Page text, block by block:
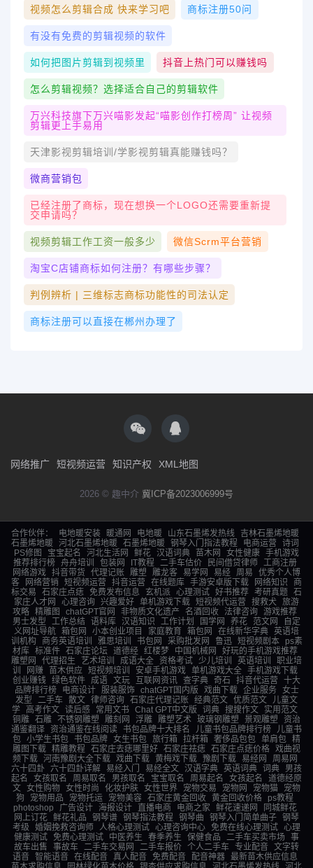
视频怎么剪辑合成 快来学习吧 商标注册50问
有没有免费的剪辑视频的软件
如何把图片剪辑到视频里 抖音上热门可以赚钱吗
怎么剪辑视频？选择适合自己的剪辑软件
万兴科技旗下万兴喵影发起“喵影创作打榜周” 让视频
剪辑更上手易用
天津影视剪辑培训/学影视剪辑真能赚钱吗？
微商营销包
已经注册了商标，现在想换一个LOGO还需要重新提
交申请吗？
视频剪辑工作工资一般多少 微信scrm平台营销
淘宝c店铺商标如何注册？有哪些步骤？
判例辨析 | 三维标志商标功能性的司法认定
商标注册可以直接在郴州办理了
网络推广 短视频运营 知识产权 XML地图
2026 © 趣中介 冀ICP备2023006999号
合作伙伴： 电地暖安装 暖通网 电地暖 山东石墨烯发热线
吉林石墨烯地暖
石墨烯地暖
河北石墨烯地暖 石墨烯地暖 钢琴入门指法教程 电商运营
诗词
PS修图
宝宝起名 河北生活网 鲜花 汉语词典 苗木网 女性健康 手机游戏
推荐排行榜
舟舟培训 包装网 IT教程 二手车估价 民间借贷律师
工商注册
网络游戏 抖音带货 代理记账 雕塑 雕龙客 易学网 易经 周易
优秀个人博
客
网络营销 短视频运营 抖音运营 在线题库 手游安卓版下载 网络知识
商
标交易
石家庄点痣 免费发布信息 玄机派 心理测试 好书推荐 考研真题 石
家庄人才网
心理咨询 兴趣爱好 单机游戏下载 短视频代运营 搜救犬 旅游
攻略 精雕图 chatGPT官网 非物质文化遗产 名酒回收 法律咨询 游戏推荐
男士发型
工作总结 语料库 汉语知识 工作计划 国学网 养花 范文网
自定
义网址导航 箱包网 小本创业项目 家庭教育 箱包网 在线新华字典 英语培
训机构
商务英语培训 雅思培训 书包网 采购批发网 鲁迅 短视频剧本
ps素
材库
标准件 石家庄论坛 道德经 红楼梦 中国机械网
好玩的手机游戏推荐
雕塑网
代理招生 艺术培训 成语大全 资格考试 少儿培训 英语培训
职业培
训
网赚 苗木供应 短视频培训 安卓手机游戏 单机游戏大全
手机游戏下载
创业赚钱
绿色软件 成语 文玩 互联网资讯 查字典 奇石 抖音代运营 十大
品牌排行榜
电商设计 服装服饰 chatGPT国内版 戏曲下载 企业服务
女士
发型
二手车 散文 律师咨询 石家庄代理记账 经典范文 优质范文
儿童文
学 高考作文 读后感 常用文书 Chat GPT中文版 词典 搜搜作文
实用范文
铜雕 石雕 不锈钢雕塑 雕刻网 浮雕 雕塑艺术 玻璃钢雕塑 景观雕塑
资治
通鉴翻译
资治通鉴在线阅读 书包品牌十大排名 儿童书包品牌排行榜
儿童书
包 小学生书包 书包品牌 女生书包 旅行箱 拉杆箱 奢侈品包包 单肩包 精
雕图下载 精雕教程 石家庄去痣哪里好 石家庄祛痣 石家庄点痣价格 戏曲视
频下载
河南豫剧大全下载 戏曲下载 黄梅戏下载 豫剧下载 易经网
周易网
六十四卦
六十四卦详解 易经入门 易经全文 汉语字典 英语词典 词典
男孩
起名
女孩取名 周易取名 男孩取名 宝宝取名 周易起名 女孩起名
道德经原
文 女性购物 女性时尚 化妆护肤 女性世界 宠物交易 宠物网 宠物猫
宠物
狗
宠物用品 宠物托运 宠物美容 石家庄黄金回收 黄金回收价格
ps教程
photoshop
广告设计 海报设计 直播电商 电商之家 鲜花速递网
同城鲜花
网上订花 鲜花礼品 钢琴谱 钢琴指法教程 钢琴曲 钢琴入门简单曲子 钢琴
考级
婚姻挽救咨询师 人格心理测试 心理咨询中心 免费在线心理测试 心理
健康测试
免费心理测试 中医养生 春季养生 保健食品 二手车买卖市场
事
故车出售
事故车 二手车交易网 二手车报价 个人二手车 专业配音 文字转
语音
智能语音 在线配音 真人配音 免费配音 配音神器
最新苗木供应信息